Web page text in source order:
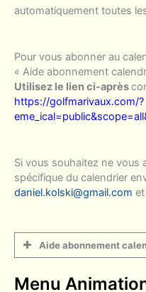
automatiquement toutes
Pour vous abonner au
« Aide abonnement
Utilisez le lien ci-après
https://golfmarivaux.com/?
Si vous souhaitez ne vous
spécifique du calendrier
daniel.kolski@gmail.com et
Aide abonnement
Menu